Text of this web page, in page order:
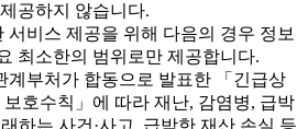
공하지 않습니다.
서비스 제공을 위해 다음의 경우 정보
최소한의 범위로만 제공합니다.
계부처가 합동으로 발표한 「긴급상
호수칙」에 따라 재난, 감염병, 급박